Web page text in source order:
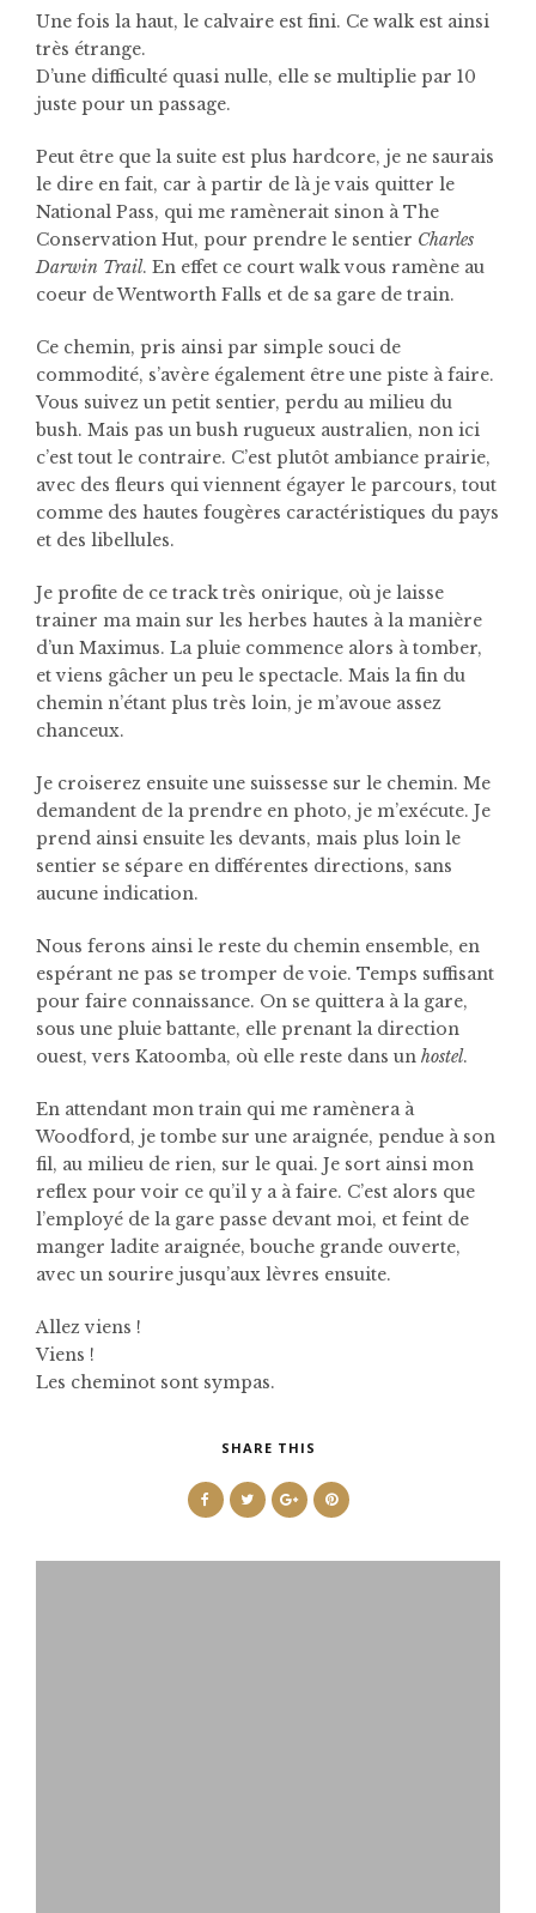
Une fois la haut, le calvaire est fini. Ce walk est ainsi
très étrange.
D’une difficulté quasi nulle, elle se multiplie par 10
juste pour un passage.
Peut être que la suite est plus hardcore, je ne saurais
le dire en fait, car à partir de là je vais quitter le
National Pass, qui me ramènerait sinon à The
Conservation Hut, pour prendre le sentier Charles
Darwin Trail. En effet ce court walk vous ramène au
coeur de Wentworth Falls et de sa gare de train.
Ce chemin, pris ainsi par simple souci de
commodité, s’avère également être une piste à faire.
Vous suivez un petit sentier, perdu au milieu du
bush. Mais pas un bush rugueux australien, non ici
c’est tout le contraire. C’est plutôt ambiance prairie,
avec des fleurs qui viennent égayer le parcours, tout
comme des hautes fougères caractéristiques du pays
et des libellules.
Je profite de ce track très onirique, où je laisse
trainer ma main sur les herbes hautes à la manière
d’un Maximus. La pluie commence alors à tomber,
et viens gâcher un peu le spectacle. Mais la fin du
chemin n’étant plus très loin, je m’avoue assez
chanceux.
Je croiserez ensuite une suissesse sur le chemin. Me
demandent de la prendre en photo, je m’exécute. Je
prend ainsi ensuite les devants, mais plus loin le
sentier se sépare en différentes directions, sans
aucune indication.
Nous ferons ainsi le reste du chemin ensemble, en
espérant ne pas se tromper de voie. Temps suffisant
pour faire connaissance. On se quittera à la gare,
sous une pluie battante, elle prenant la direction
ouest, vers Katoomba, où elle reste dans un hostel.
En attendant mon train qui me ramènera à
Woodford, je tombe sur une araignée, pendue à son
fil, au milieu de rien, sur le quai. Je sort ainsi mon
reflex pour voir ce qu’il y a à faire. C’est alors que
l’employé de la gare passe devant moi, et feint de
manger ladite araignée, bouche grande ouverte,
avec un sourire jusqu’aux lèvres ensuite.
Allez viens !
Viens !
Les cheminot sont sympas.
SHARE THIS